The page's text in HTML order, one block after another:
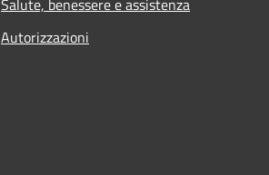
Autorizzazioni